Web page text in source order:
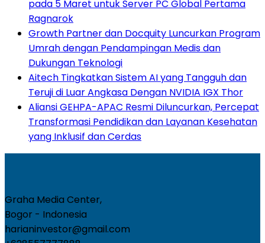
pada 5 Maret untuk Server PC Global Pertama
Ragnarok
Growth Partner dan Docquity Luncurkan Program
Umrah dengan Pendampingan Medis dan
Dukungan Teknologi
Aitech Tingkatkan Sistem AI yang Tangguh dan
Teruji di Luar Angkasa Dengan NVIDIA IGX Thor
Aliansi GEHPA-APAC Resmi Diluncurkan, Percepat
Transformasi Pendidikan dan Layanan Kesehatan
yang Inklusif dan Cerdas
Graha Media Center,
Bogor - Indonesia
harianinvestor@gmail.com